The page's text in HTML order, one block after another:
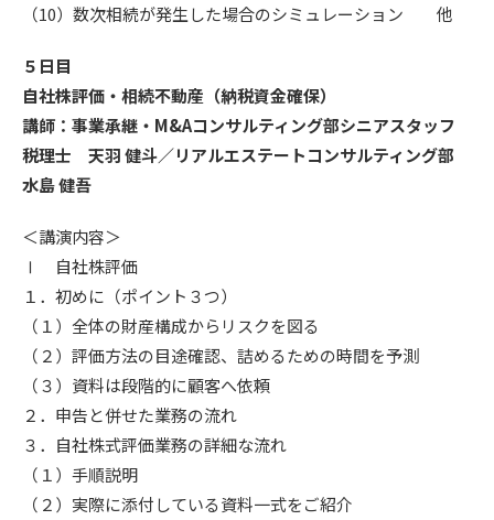
（10）数次相続が発生した場合のシミュレーション 他
５日目
自社株評価・相続不動産（納税資金確保）
講師：事業承継・M&Aコンサルティング部シニアスタッフ
税理士 天羽 健斗／リアルエステートコンサルティング部
水島 健吾
＜講演内容＞
Ⅰ 自社株評価
１．初めに（ポイント３つ）
（１）全体の財産構成からリスクを図る
（２）評価方法の目途確認、詰めるための時間を予測
（３）資料は段階的に顧客へ依頼
２．申告と併せた業務の流れ
３．自社株式評価業務の詳細な流れ
（１）手順説明
（２）実際に添付している資料一式をご紹介